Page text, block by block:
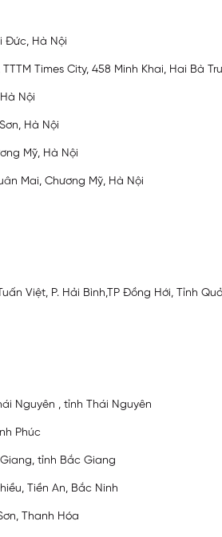
Đức, Hà Nội
Times City, 458 Minh Khai, Hai Bà
Nội
Hà Nội
Mỹ, Hà Nội
Mai, Chương Mỹ, Hà Nội
Việt, P. Hải Bình,TP Đồng Hới, Tỉnh
Nguyên , tỉnh Thái Nguyên
Phúc
Giang, tỉnh Bắc Giang
Tiền An, Bắc Ninh
Thanh Hóa